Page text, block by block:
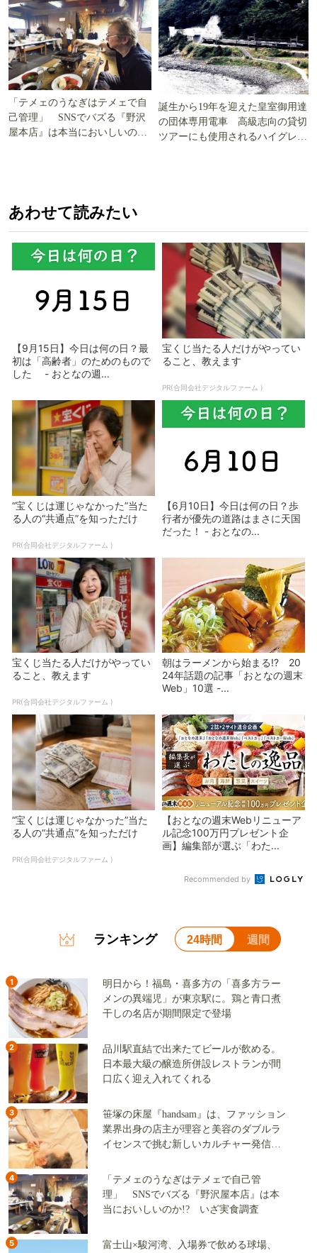
「テメェのうなぎはテメェで自
己管理」 SNSでバズる『野沢
屋本店』は本当においしいの
誕生から19年を迎えた皇室御用達
の団体専用電車 高級志向の貸切
ツアーにも使用されるハイグレー
あわせて読みたい
【9月15日】今日は何の日？最
初は「高齢者」のためのもので
した - おとなの週...
宝くじ当たる人だけがやってい
ること、教えます
PR(合同会社デジタルファーム )
“宝くじは運じゃなかった”当た
る人の“共通点”を知っただけ
PR(合同会社デジタルファーム )
【6月10日】今日は何の日？歩
行者が優先の道路はまさに天国
だった！ - おとなの...
宝くじ当たる人だけがやってい
ること、教えます
PR(合同会社デジタルファーム )
朝はラーメンから始まる!? 20
24年話題の記事「おとなの週末
Web」10選 -...
“宝くじは運じゃなかった”当た
る人の“共通点”を知っただけ
PR(合同会社デジタルファーム )
【おとなの週末Webリニューア
ル記念100万円プレゼント企
画】編集部が選ぶ「わた...
Recommended by
ランキング 24時間 週間
1
明日から！福島・喜多方の「喜多方ラー
メンの異端児」が東京駅に。鶏と青口煮
干しの名店が期間限定で登場
2
品川駅直結で出来たてビールが飲める。
日本最大級の醸造所併設レストランが間
口広く迎え入れてくれる
3
笹塚の床屋『handsam』は、ファッション
業界出身の店主が理容と美容のダブルラ
イセンスで挑む新しいカルチャー発信基
4
「テメェのうなぎはテメェで自己管
理」 SNSでバズる『野沢屋本店』は本
当においしいのか!? いざ実食調査
5
富士山×駿河湾、入場券で飲める球場、